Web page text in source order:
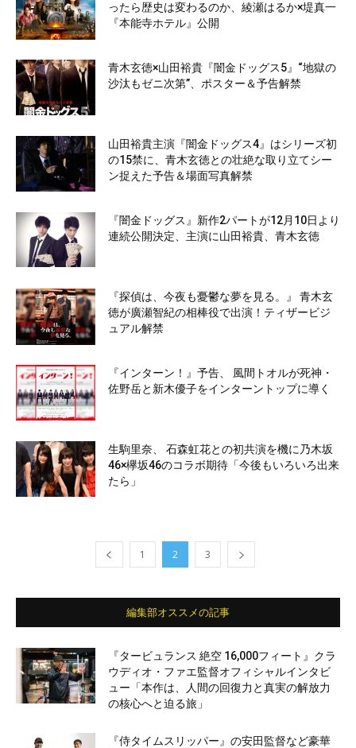
ったら歴史は変わるのか、綾瀬はるか×堤真一
『本能寺ホテル』公開
青木玄徳×山田裕貴『闇金ドッグス5』“地獄の
沙汰もゼニ次第”、ポスター＆予告解禁
山田裕貴主演『闇金ドッグス4』はシリーズ初
の15禁に、青木玄徳との壮絶な取り立てシー
ン捉えた予告＆場面写真解禁
『闇金ドッグス』新作2パートが12月10日より
連続公開決定、主演に山田裕貴、青木玄徳
『探偵は、今夜も憂鬱な夢を見る。』 青木玄
徳が廣瀬智紀の相棒役で出演！ティザービジ
ュアル解禁
『インターン！』予告、 風間トオルが死神・
佐野岳と新木優子をインターントップに導く
生駒里奈、 石森虹花との初共演を機に乃木坂
46×欅坂46のコラボ期待「今後もいろいろ出来
たら」
1 2 3
編集部オススメの記事
『タービュランス 絶空 16,000フィート』クラ
ウディオ・ファエ監督オフィシャルインタビ
ュー「本作は、人間の回復力と真実の解放力
の核心へと迫る旅」
『侍タイムスリッパー』の安田監督など豪華